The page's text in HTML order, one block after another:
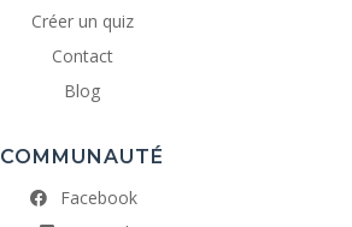
Créer un quiz
Contact
Blog
COMMUNAUTÉ
Facebook